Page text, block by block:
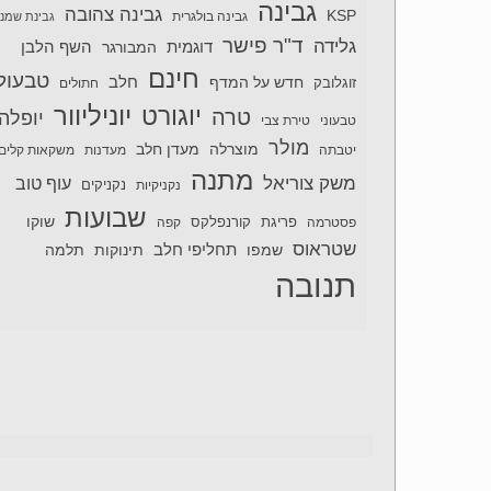
KSP גבינה גבינה בולגרית גבינה צהובה גבינת
גלידה ד"ר פישר דוגמית המבורגר השף הלבן
זוגלובק חדש על המדף חינם חלב חתולים
טבעוני טירת צבי טרה יוגורט יוניליוור
יטבתה מולר מוצרלה מעדן חלב מעדנות משקאות
משק צוריאל מתנה נקניקיות נקניקים עוף טוב
פסטרמה פריגת קורנפלקס קפה שבועות שוקו
שטראוס שמפו תחליפי חלב תינוקות תלמה
תנובה